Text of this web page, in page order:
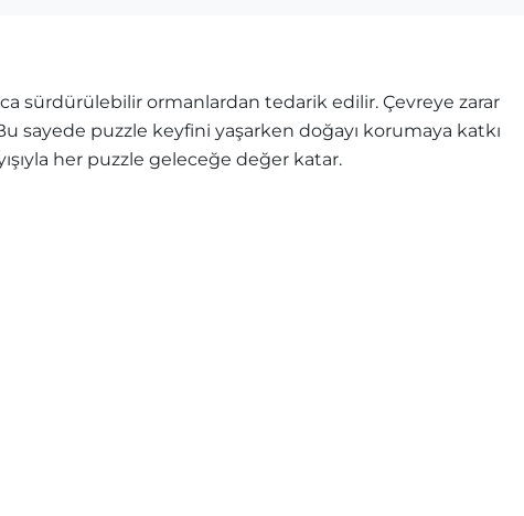
sürdürülebilir ormanlardan tedarik edilir. Çevreye zarar
sayede puzzle keyfini yaşarken doğayı korumaya katkı
her puzzle geleceğe değer katar.